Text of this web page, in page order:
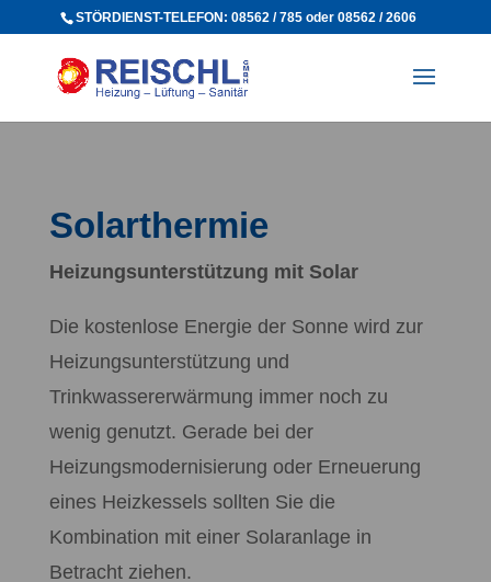
STÖRDIENST-TELEFON: 08562 / 785 oder 08562 / 2606
Solarthermie
Heizungsunterstützung mit Solar
Die kostenlose Energie der Sonne wird zur
Heizungsunterstützung und
Trinkwassererwärmung immer noch zu
wenig genutzt. Gerade bei der
Heizungsmodernisierung oder Erneuerung
eines Heizkessels sollten Sie die
Kombination mit einer Solaranlage in
Betracht ziehen.